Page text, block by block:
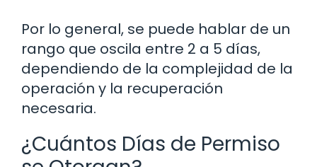
Por lo general, se puede hablar de un
rango que oscila entre 2 a 5 días,
dependiendo de la complejidad de la
operación y la recuperación
necesaria.
¿Cuántos Días de Permiso